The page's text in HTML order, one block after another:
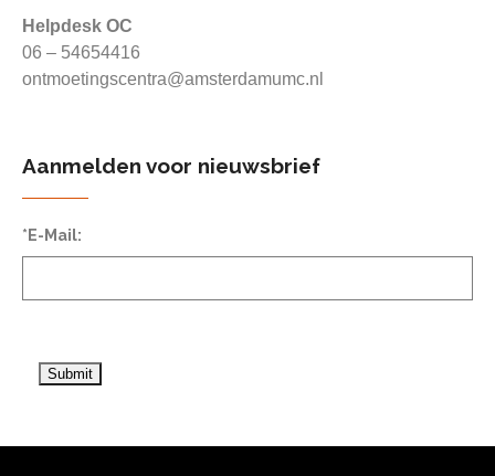
Helpdesk OC
06 – 54654416
ontmoetingscentra@amsterdamumc.nl
Aanmelden voor nieuwsbrief
*E-Mail: